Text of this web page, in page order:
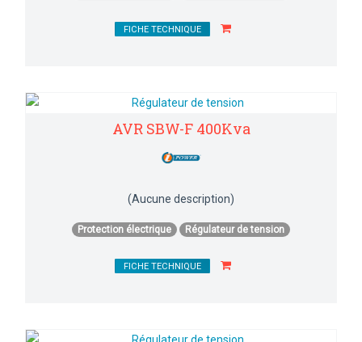
FICHE TECHNIQUE
AVR SBW-F 400Kva
(Aucune description)
Protection électrique Régulateur de tension
FICHE TECHNIQUE